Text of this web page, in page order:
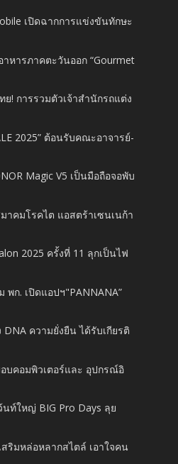
เปิดฉากการแข่งขันทักษะ
าหารภาคตะวันออก “Gourmet
ย! การรวมตัวเจ้าสำนักรถแต่ง
2025” ต้อนรับคณะอาจารย์-
Magic V5 เป็นมือถือจอพับ
าคมโรคไต แอสตร้าเซนเนก้า
2025 ครั้งที่ 11 ลุกเป็นไฟ
พก. เปิดแอปฯ"PANNANA”
DNA ความยั่งยืน ได้รับเกียรติ
อบคอมพิวเตอร์และ อุปกรณ์อิ
นท์ใหญ่ BIG Pro Days ลุย
ริมหล่อหลากสไตล์ เอาใจคน